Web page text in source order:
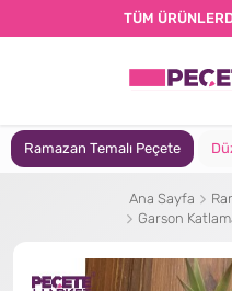
TÜM
Ramazan Temalı Peçete
Ana Sayfa
Garson